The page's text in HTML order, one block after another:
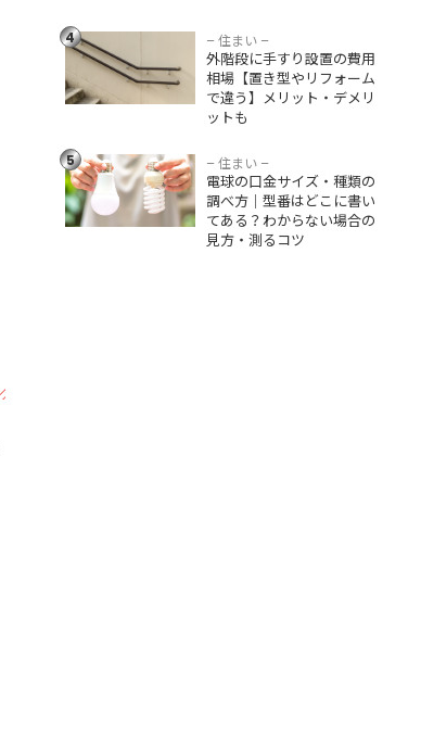
4
き型やリフォーム
で違う】メリッ
ト・デメリットも
– 住まい –
外階段に手すり設置の費用
相場【置き型やリフォーム
で違う】メリット・デメリ
ットも
5
電球の口金サイ
いてある？わから
ない場合の見方・
測るコツ
– 住まい –
電球の口金サイズ・種類の
調べ方｜型番はどこに書い
てある？わからない場合の
見方・測るコツ